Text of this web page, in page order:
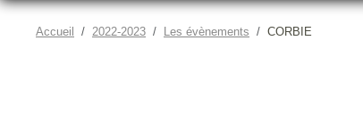
Accueil 2022-2023 Les évènements CORBIE